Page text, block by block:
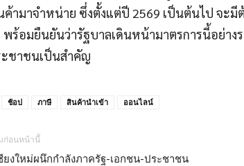
ค้ามาจำหน่าย ซึ่งตั้งแต่ปี 2569 เป็นต้นไป จะ
ร้อมยืนยันว่ารัฐบาลเดินหน้ามาตรการนี้อย่าง
ชาชนเป็นสำคัญ
ช้อป ภาษี สินค้านำเข้า ออนไลน์
ก่อนหน้านี้
ยงใหม่ผนึกกำลังภาครัฐ-เอกชน-ประชาชน